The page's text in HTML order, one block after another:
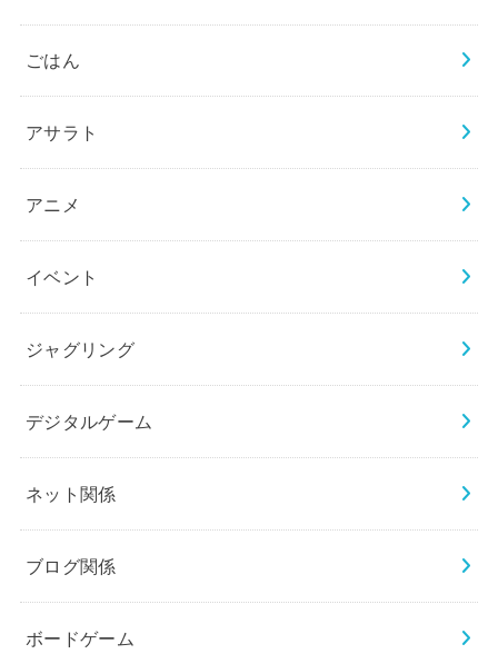
ごはん
アサラト
アニメ
イベント
ジャグリング
デジタルゲーム
ネット関係
ブログ関係
ボードゲーム